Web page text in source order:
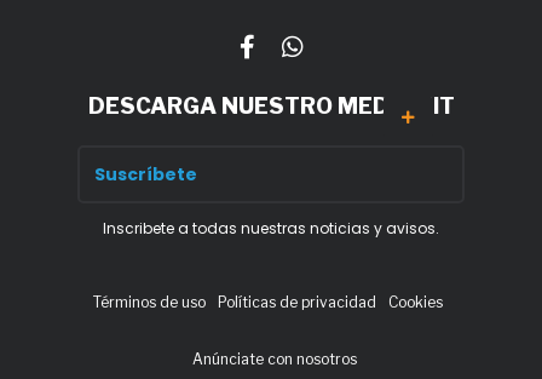
DESCARGA NUESTRO MEDIA KIT
Inscribete a todas nuestras noticias y avisos.
Términos de uso Políticas de privacidad Cookies
Anúnciate con nosotros